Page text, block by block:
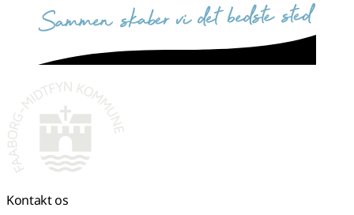
sammen skaber vi det bedste sted
Kontakt os